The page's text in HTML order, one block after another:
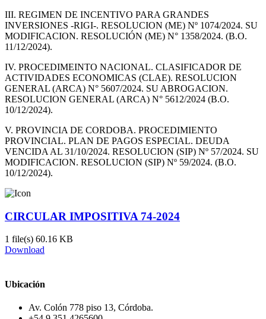
III. REGIMEN DE INCENTIVO PARA GRANDES
INVERSIONES -RIGI-. RESOLUCION (ME) Nº 1074/2024. SU
MODIFICACION. RESOLUCIÓN (ME) N° 1358/2024. (B.O.
11/12/2024).
IV. PROCEDIMEINTO NACIONAL. CLASIFICADOR DE
ACTIVIDADES ECONOMICAS (CLAE). RESOLUCION
GENERAL (ARCA) N° 5607/2024. SU ABROGACION.
RESOLUCION GENERAL (ARCA) N° 5612/2024 (B.O.
10/12/2024).
V. PROVINCIA DE CORDOBA. PROCEDIMIENTO
PROVINCIAL. PLAN DE PAGOS ESPECIAL. DEUDA
VENCIDA AL 31/10/2024. RESOLUCION (SIP) Nº 57/2024. SU
MODIFICACION. RESOLUCION (SIP) Nº 59/2024. (B.O.
10/12/2024).
CIRCULAR IMPOSITIVA 74-2024
1 file(s) 60.16 KB
Download
Ubicación
Av. Colón 778 piso 13, Córdoba.